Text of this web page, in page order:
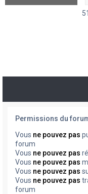
Permissions du
Vous ne pouvez pas
forum
Vous ne pouvez pas
Vous ne pouvez pas
Vous ne pouvez pas
Vous ne pouvez pas
forum